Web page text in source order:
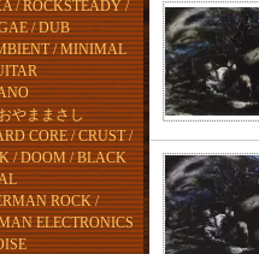
/ ROCKSTEADY /
/ DUB
/ MINIMAL
やままさし
CORE / CRUST /
/ DOOM / BLACK
ROCK /
ELECTRONICS